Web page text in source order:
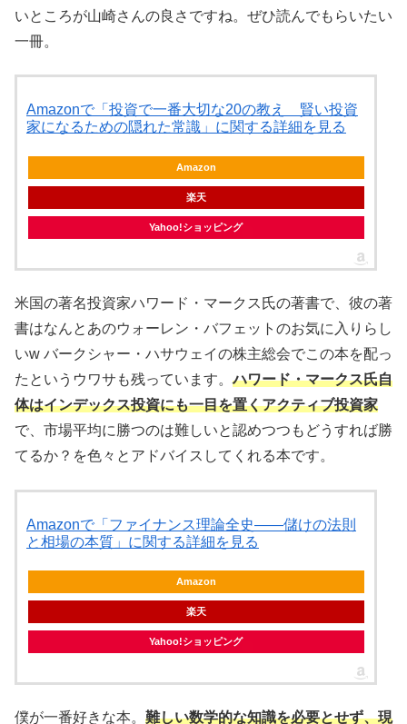
いところが山崎さんの良さですね。ぜひ読んでもらいたい
一冊。
Amazonで「投資で一番大切な20の教え 賢い投資
家になるための隠れた常識」に関する詳細を見る
Amazon
楽天
Yahoo!ショッピング
米国の著名投資家ハワード・マークス氏の著書で、彼の著
書はなんとあのウォーレン・バフェットのお気に入りらし
いw バークシャー・ハサウェイの株主総会でこの本を配っ
たというウワサも残っています。ハワード・マークス氏自
体はインデックス投資にも一目を置くアクティブ投資家
で、市場平均に勝つのは難しいと認めつつもどうすれば勝
てるか？を色々とアドバイスしてくれる本です。
Amazonで「ファイナンス理論全史――儲けの法則
と相場の本質」に関する詳細を見る
Amazon
楽天
Yahoo!ショッピング
僕が一番好きな本。 難しい数学的な知識を必要とせず、現